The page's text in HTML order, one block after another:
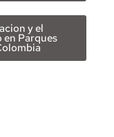
y el
Parques